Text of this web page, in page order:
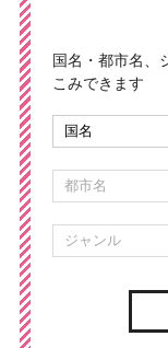
国名・都市名、
こみできます